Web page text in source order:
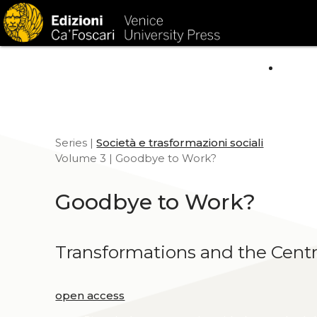
Series |Società e trasformazioni sociali
Volume 3 | Goodbye to Work?
Goodbye to Work?
Transformations and the
open access